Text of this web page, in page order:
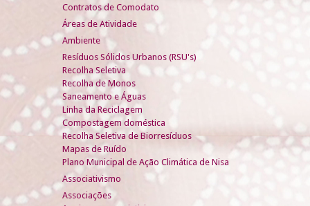
Contratos de Comodato
Áreas de Atividade
Ambiente
Resíduos Sólidos Urbanos (RSU's)
Recolha Seletiva
Recolha de Monos
Saneamento e Águas
Linha da Reciclagem
Compostagem doméstica
Recolha Seletiva de Biorresíduos
Mapas de Ruído
Plano Municipal de Ação Climática de Nisa
Associativismo
Associações